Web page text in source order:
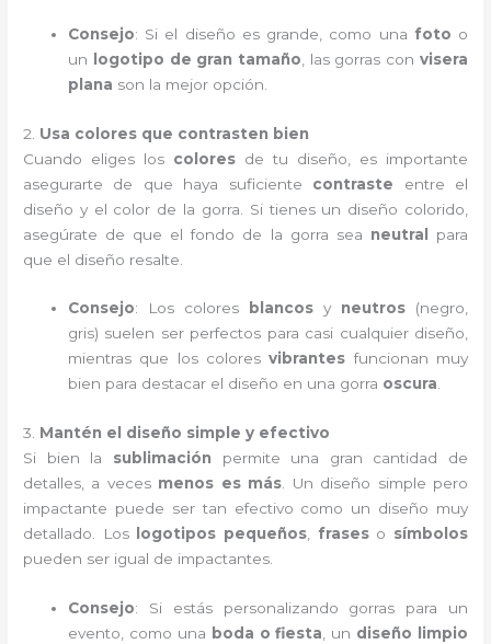
Consejo: Si el diseño es grande, como una foto o
un
logotipo de gran tamaño , las gorras con visera
plana son la mejor opción.
2. Usa colores que contrasten bien
Cuando eliges los colores de tu diseño, es importante
asegurarte de que haya suficiente contraste entre el
diseño y el color de la gorra. Si tienes un diseño colorido,
asegúrate de que el fondo de la gorra sea neutral para
que el diseño resalte.
Consejo: Los colores blancos y neutros(negro,
gris) suelen ser perfectos para casi cualquier diseño,
mientras que los coloresvibrantes funcionan muy
bien para destacar el diseño en una gorra oscura.
3. Mantén el diseño simple y efectivo
Si bien la sublimación permite una gran cantidad de
detalles, a veces menos es más. Un diseño simple pero
impactante puede ser tan efectivo como un diseño muy
detallado. Los
logotipos pequeños, fraseso símbolos
pueden ser igual de impactantes.
Consejo: Si estás personalizando gorras para un
evento, como una boda o fiesta , un diseño limpio